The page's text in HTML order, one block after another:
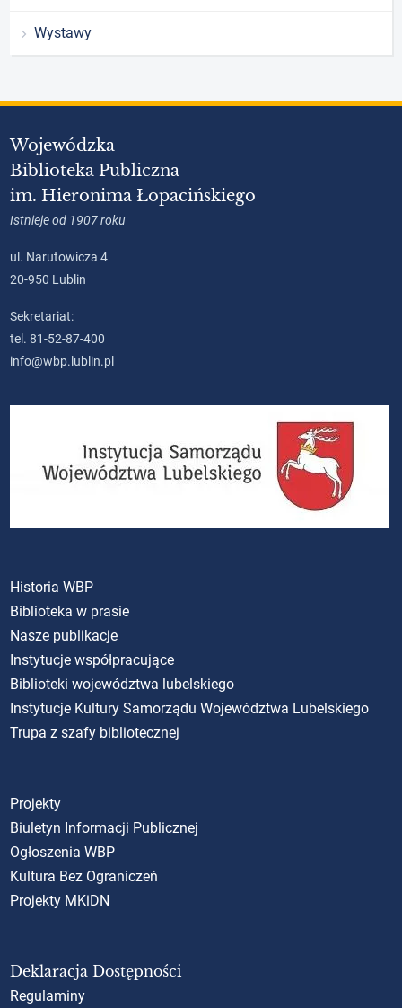
Wystawy
Wojewódzka
Biblioteka Publiczna
im. Hieronima Łopacińskiego
Istnieje od 1907 roku
ul. Narutowicza 4
20-950 Lublin
Sekretariat:
tel. 81-52-87-400
info@wbp.lublin.pl
Historia WBP
Biblioteka w prasie
Nasze publikacje
Instytucje współpracujące
Biblioteki województwa lubelskiego
Instytucje Kultury Samorządu Województwa Lubelskiego
Trupa z szafy bibliotecznej
Projekty
Biuletyn Informacji Publicznej
Ogłoszenia WBP
Kultura Bez Ograniczeń
Projekty MKiDN
Deklaracja Dostępności
Regulaminy